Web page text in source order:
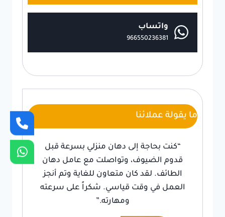
واتساب
966550236381
ما يقولة عملائنا
“كنت بحاجة إلى دهان منزلي بسرعة قبل
قدوم الضيوف، وتواصلت مع عامل دهان
الطائف. لقد كان متعاون للغاية وتم أنجز
العمل في وقت قياسي. شكراً على سرعته
ومهارته.”